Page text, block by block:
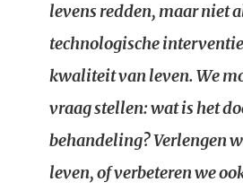
levens redden, maar niet
technologische
kwaliteit van leven. We
vraag stellen: wat is het
behandeling? Verlengen
leven, of verbeteren we